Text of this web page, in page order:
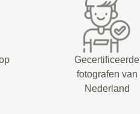
Gecertificeerde
fotografen van
Nederland